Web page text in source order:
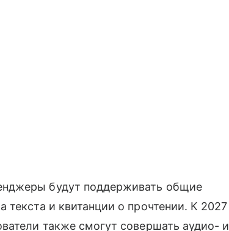
будут поддерживать общие
и квитанции о прочтении. К 2027
также смогут совершать аудио- и